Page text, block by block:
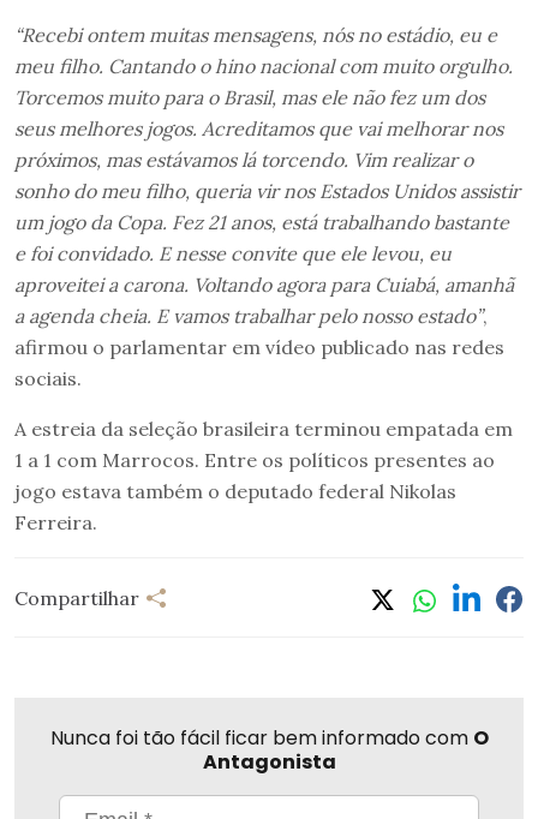
“Recebi ontem muitas mensagens, nós no estádio, eu e
meu filho. Cantando o hino nacional com muito orgulho.
Torcemos muito para o Brasil, mas ele não fez um dos
seus melhores jogos. Acreditamos que vai melhorar nos
próximos, mas estávamos lá torcendo. Vim realizar o
sonho do meu filho, queria vir nos Estados Unidos assistir
um jogo da Copa. Fez 21 anos, está trabalhando bastante
e foi convidado. E nesse convite que ele levou, eu
aproveitei a carona. Voltando agora para Cuiabá, amanhã
a agenda cheia. E vamos trabalhar pelo nosso estado”,
afirmou o parlamentar em vídeo publicado nas redes
sociais.
A estreia da seleção brasileira terminou empatada em
1 a 1 com Marrocos. Entre os políticos presentes ao
jogo estava também o deputado federal Nikolas
Ferreira.
Compartilhar
Nunca foi tão fácil ficar bem informado com O
Antagonista